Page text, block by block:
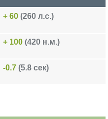
+ 60 (260 л.с.)
+ 100 (420 н.м.)
-0.7 (5.8 сек)